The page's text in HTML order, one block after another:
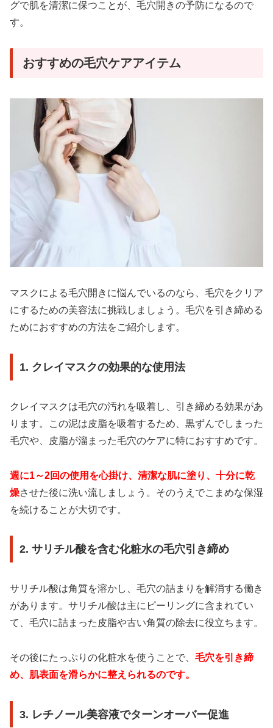
グで肌を清潔に保つことが、毛穴開きの予防になるので
す。
おすすめの毛穴ケアアイテム
マスクによる毛穴開きに悩んでいるのなら、毛穴をクリア
にするための美容法に挑戦しましょう。毛穴を引き締める
ためにおすすめの方法をご紹介します。
1. クレイマスクの効果的な使用法
クレイマスクは毛穴の汚れを吸着し、引き締める効果があ
ります。この泥は皮脂を吸着するため、黒ずんでしまった
毛穴や、皮脂が溜まった毛穴のケアに特におすすめです。
週に1～2回の使用を心掛け、清潔な肌に塗り、十分に乾
燥させた後に洗い流しましょう。そのうえでこまめな保湿
を続けることが大切です。
2. サリチル酸を含む化粧水の毛穴引き締め
サリチル酸は角質を溶かし、毛穴の詰まりを解消する働き
があります。サリチル酸は主にピーリングに含まれてい
て、毛穴に詰まった皮脂や古い角質の除去に役立ちます。
その後にたっぷりの化粧水を使うことで、 毛穴を引き締
め、肌表面を滑らかに整えられるのです。
3. レチノール美容液でターンオーバー促進